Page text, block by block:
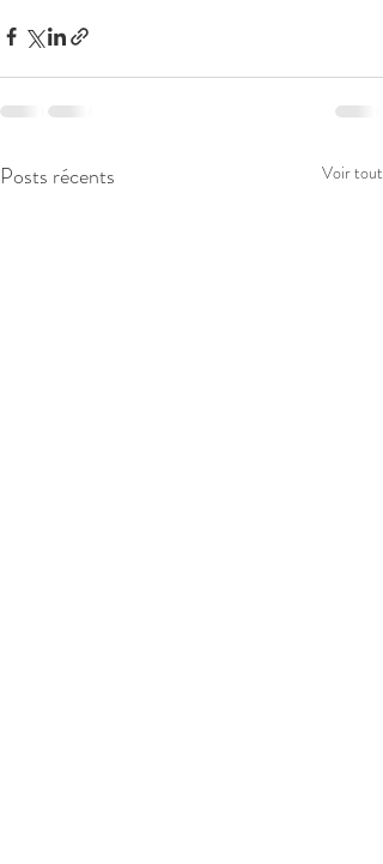
Posts récents Voir tout